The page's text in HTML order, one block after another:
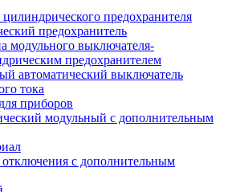
предохранителя
предохранитель
выключателя-
предохранителем
автоматический выключатель
тока
приборов
модульный с дополнительным
отключения с дополнительным